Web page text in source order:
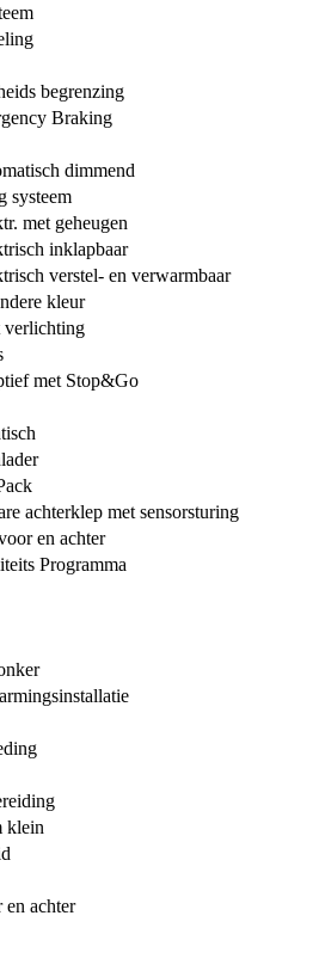
begrenzing
Braking
dimmend
systeem
met geheugen
inklapbaar
verstel- en verwarmbaar
kleur
verlichting
met Stop&Go
achterklep met sensorsturing
en achter
Programma
klein
en achter